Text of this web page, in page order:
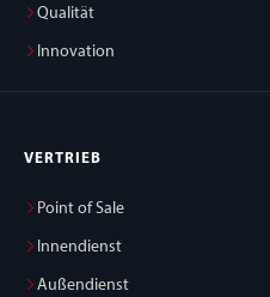
Qualität
Innovation
VERTRIEB
Point of Sale
Innendienst
Außendienst